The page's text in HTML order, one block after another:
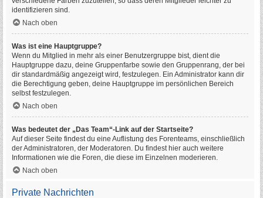
identifizieren sind.
Nach oben
Was ist eine Hauptgruppe?
Wenn du Mitglied in mehr als einer Benutzergruppe bist, dient die
Hauptgruppe dazu, deine Gruppenfarbe sowie den Gruppenrang, der bei
dir standardmäßig angezeigt wird, festzulegen. Ein Administrator kann dir
die Berechtigung geben, deine Hauptgruppe im persönlichen Bereich
selbst festzulegen.
Nach oben
Was bedeutet der „Das Team“-Link auf der Startseite?
Auf dieser Seite findest du eine Auflistung des Forenteams, einschließlich
der Administratoren, der Moderatoren. Du findest hier auch weitere
Informationen wie die Foren, die diese im Einzelnen moderieren.
Nach oben
Private Nachrichten